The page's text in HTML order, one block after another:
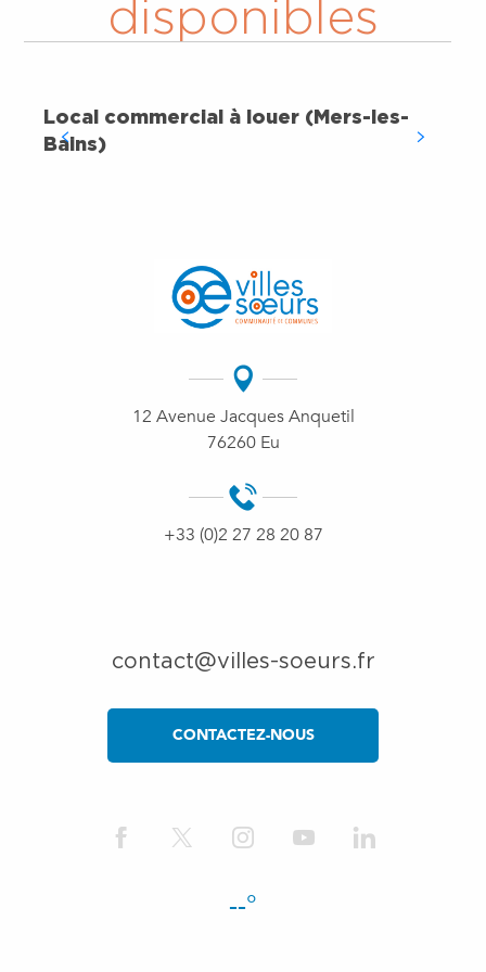
disponibles
Local commercial à louer (Mers-les-
Bains)
12 Avenue Jacques Anquetil
76260 Eu
+33 (0)2 27 28 20 87
contact@villes-soeurs.fr
CONTACTEZ-NOUS
--°